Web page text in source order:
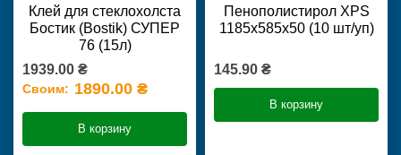
Клей для стеклохолста
Бостик (Bostik) СУПЕР
76 (15л)
1939.00 ₴
Своим: 1890.00 ₴
В корзину
Пенополистирол XPS
1185х585х50 (10 шт/уп)
145.90 ₴
В корзину